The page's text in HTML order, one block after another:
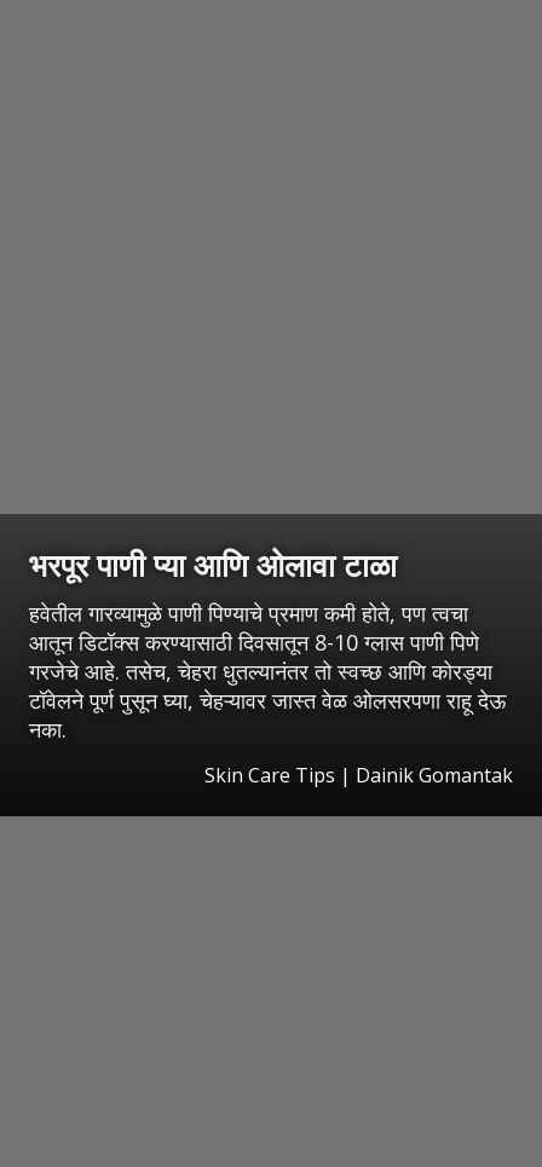
भरपूर पाणी प्या आणि ओलावा टाळा
हवेतील गारव्यामुळे पाणी पिण्याचे प्रमाण कमी होते, पण त्वचा
आतून डिटॉक्स करण्यासाठी दिवसातून 8-10 ग्लास पाणी पिणे
गरजेचे आहे. तसेच, चेहरा धुतल्यानंतर तो स्वच्छ आणि कोरड्या
टॉवेलने पूर्ण पुसून घ्या, चेहऱ्यावर जास्त वेळ ओलसरपणा राहू देऊ
नका.
Skin Care Tips | Dainik Gomantak